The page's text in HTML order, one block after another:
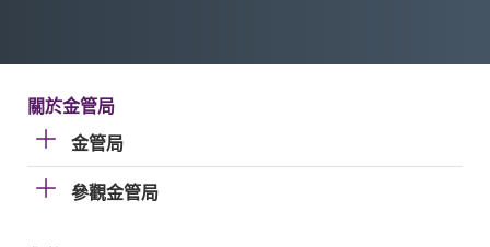
關於金管局
金管局
參觀金管局